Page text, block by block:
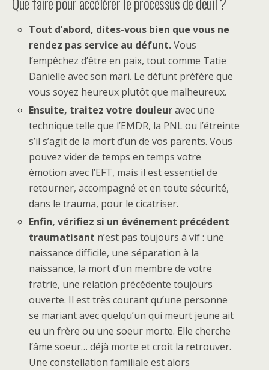
Tout d’abord, dites-vous bien que vous ne
rendez pas service au défunt.Vous
l’empêchez d’être en paix, tout comme Tatie
Danielle avec son mari. Le défunt préfère que
vous soyez heureux plutôt que malheureux.
Ensuite, traitez votre douleuravec une
technique telle que l’EMDR, la PNL ou l’étreinte
s’il s’agit de la mort d’un de vos parents. Vous
pouvez vider de temps en temps votre
émotion avec l’EFT, mais il est essentiel de
retourner, accompagné et en toute sécurité,
dans le trauma, pour le cicatriser.
Enfin, vérifiez si un événement précédent
traumatisant n’est pas toujours à vif : une
naissance difficile, une séparation à la
naissance, la mort d’un membre de votre
fratrie, une relation précédente toujours
ouverte. Il est très courant qu’une personne
se mariant avec quelqu’un qui meurt jeune ait
eu un frère ou une soeur morte. Elle cherche
l’âme soeur… déjà morte et croit la retrouver.
Une constellation familiale est alors